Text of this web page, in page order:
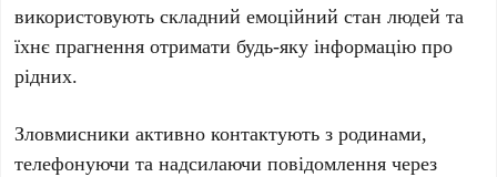
використовують складний емоційний стан людей та
їхнє прагнення отримати будь-яку інформацію про
рідних.
Зловмисники активно контактують з родинами,
телефонуючи та надсилаючи повідомлення через